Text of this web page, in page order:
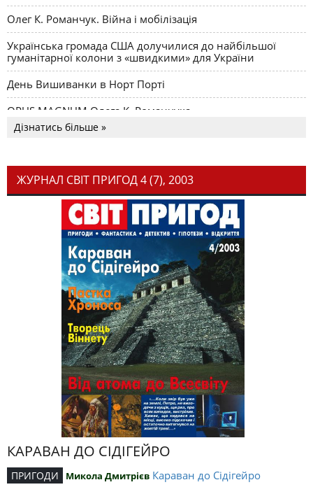
Олег К. Романчук. Війна і мобілізація
Українська громада США долучилися до найбільшої
гуманітарної колони з «швидкими» для України
День Вишиванки в Норт Порті
OPUS MAGNUM Олега К. Романчука
Дізнатись більше »
ЖУРНАЛ СВІТ ПРИГОД 4 (7), 2003
КАРАВАН ДО СІДІГЕЙРО
ПРИГОДИ Микола Дмитрієв Караван до Сідігейро